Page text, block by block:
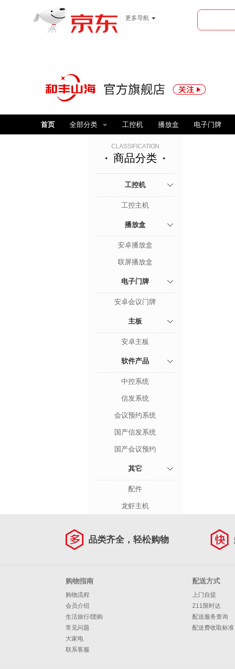
更多导航
首页 全部分类 工控机 播放盒 电子门牌
CLASSIFICATION
商品分类
工控机
工控主机
播放盒
安卓播放盒
联屏播放盒
电子门牌
安卓会议门牌
主板
安卓主板
软件产品
中控系统
信发系统
会议预约系统
国产信发系统
国产会议预约
其它
配件
龙虾主机
品类齐全，轻松购物
购物指南
购物流程
会员介绍
生活旅行/团购
常见问题
大家电
联系客服
配送方式
上门自提
211限时达
配送服务查询
配送费收取标准